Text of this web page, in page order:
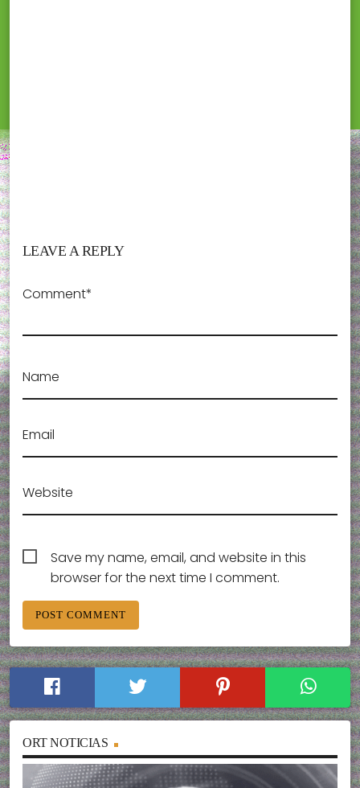
LEAVE A REPLY
Comment*
Name
Email
Website
Save my name, email, and website in this
browser for the next time I comment.
ORT NOTICIAS